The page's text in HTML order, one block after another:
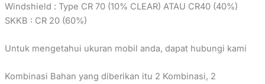
Windshield : Type CR 70 (10% CLEAR) ATAU CR40 (40%)
SKKB : CR 20 (60%)
Untuk mengetahui ukuran mobil anda, dapat hubungi kami
Kombinasi Bahan yang diberikan itu 2 Kombinasi, 2